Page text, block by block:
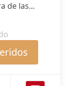
de las...